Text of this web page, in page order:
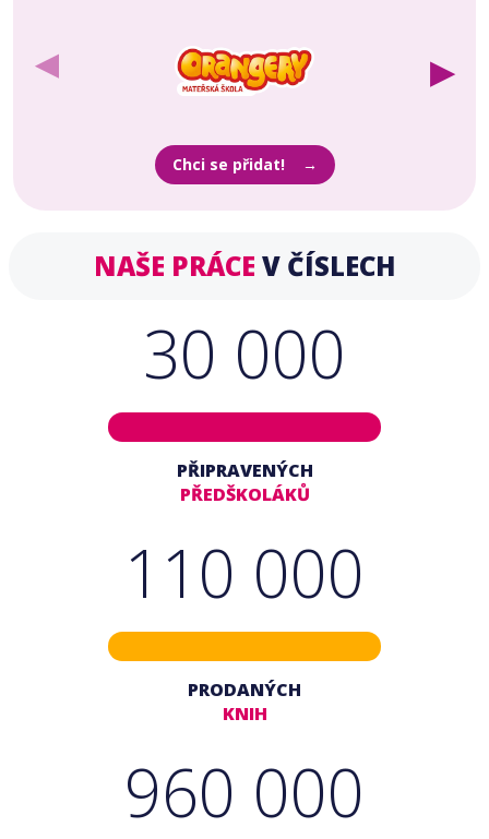
▶ ▶
Chci se přidat!
NAŠE PRÁCE V ČÍSLECH
30 000
PŘIPRAVENÝCH
PŘEDŠKOLÁKŮ
110 000
PRODANÝCH
KNIH
960 000